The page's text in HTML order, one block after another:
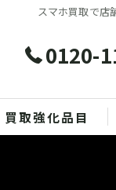
スマホ買取で店
0120-
買取強化品目